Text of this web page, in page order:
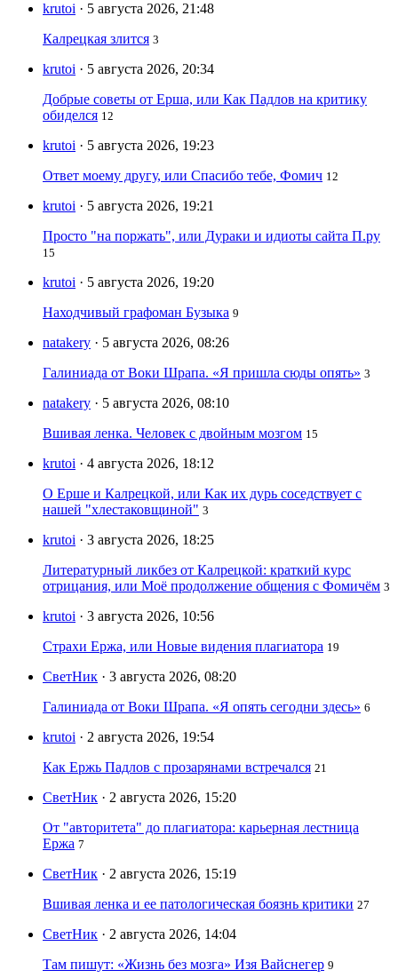
krutoi · 5 августа 2026, 21:48
Калрецкая злится 3
krutoi · 5 августа 2026, 20:34
Добрые советы от Ерша, или Как Падлов на критику
обиделся 12
krutoi · 5 августа 2026, 19:23
Ответ моему другу, или Спасибо тебе, Фомич 12
krutoi · 5 августа 2026, 19:21
Просто "на поржать", или Дураки и идиоты сайта П.ру
15
krutoi · 5 августа 2026, 19:20
Находчивый графоман Бузыка 9
natakery · 5 августа 2026, 08:26
Галиниада от Воки Шрапа. «Я пришла сюды опять» 3
natakery · 5 августа 2026, 08:10
Вшивая ленка. Человек с двойным мозгом 15
krutoi · 4 августа 2026, 18:12
О Ерше и Калрецкой, или Как их дурь соседствует с
нашей "хлестаковщиной" 3
krutoi · 3 августа 2026, 18:25
Литературный ликбез от Калрецкой: краткий курс
отрицания, или Моё продолжение общения с Фомичём 3
krutoi · 3 августа 2026, 10:56
Страхи Ержа, или Новые видения плагиатора 19
СветНик · 3 августа 2026, 08:20
Галиниада от Воки Шрапа. «Я опять сегодни здесь» 6
krutoi · 2 августа 2026, 19:54
Как Ержь Падлов с прозарянами встречался 21
СветНик · 2 августа 2026, 15:20
От "авторитета" до плагиатора: карьерная лестница
Ержа 7
СветНик · 2 августа 2026, 15:19
Вшивая ленка и ее патологическая боязнь критики 27
СветНик · 2 августа 2026, 14:04
Там пишут: «Жизнь без мозга» Изя Вайснегер 9